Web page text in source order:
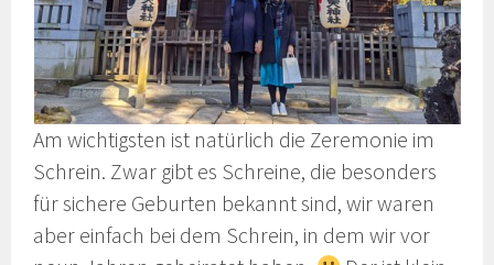
Am wichtigsten ist natürlich die Zeremonie im
Schrein. Zwar gibt es Schreine, die besonders
für sichere Geburten bekannt sind, wir waren
aber einfach bei dem Schrein, in dem wir vor